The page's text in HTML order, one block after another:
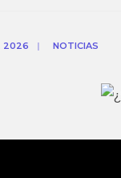
2026 | NOTICIAS